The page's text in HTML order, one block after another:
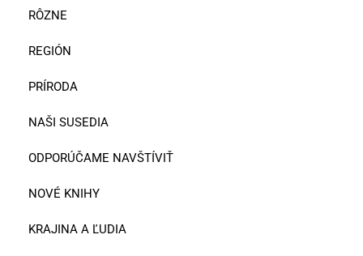
RÔZNE
REGIÓN
PRÍRODA
NAŠI SUSEDIA
ODPORÚČAME NAVŠTÍVIŤ
NOVÉ KNIHY
KRAJINA A ĽUDIA